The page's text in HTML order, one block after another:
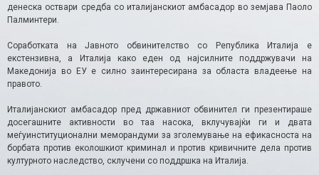
денеска оствари средба со италијанскиот амбасадор во земјава Паоло
Палминтери.
Соработката на Јавното обвинителство со Република Италија е
екстензивна, а Италија како еден од најсилните поддржувачи на
Македонија во ЕУ е силно заинтересирана за областа владеење на
правото.
Италијанскиот амбасадор пред државниот обвинител ги презентираше
досегашните активности во таа насока, вклучувајќи ги и двата
меѓуинституционални меморандуми за зголемување на ефикасноста на
борбата против еколошкиот криминал и против кривичните дела против
културното наследство, склучени со поддршка на Италија.